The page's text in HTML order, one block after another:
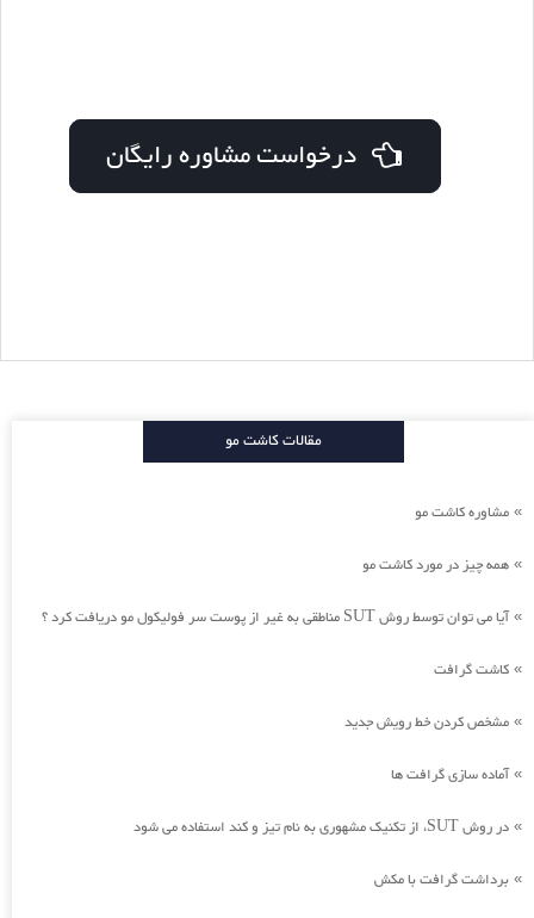
درخواست مشاوره رایگان
مقالات کاشت مو
» مشاوره کاشت مو
» همه چیز در مورد کاشت مو
»آیا می توان توسط روش SUT مناطقی به غیر از پوست سر فولیکول مو دریافت کرد ؟
» کاشت گرافت
» مشخص کردن خط رویش جدید
»آماده سازی گرافت ها
» در روش SUT، از تکنیک مشهوری به نام تیز و کند استفاده می شود
» برداشت گرافت با مکش